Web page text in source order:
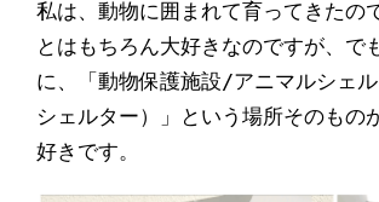
私は、動物に囲まれて育ってきたの
とはもちろん大好きなのですが、で
に、「動物保護施設/アニマルシェル
シェルター）」という場所そのもの
好きです。